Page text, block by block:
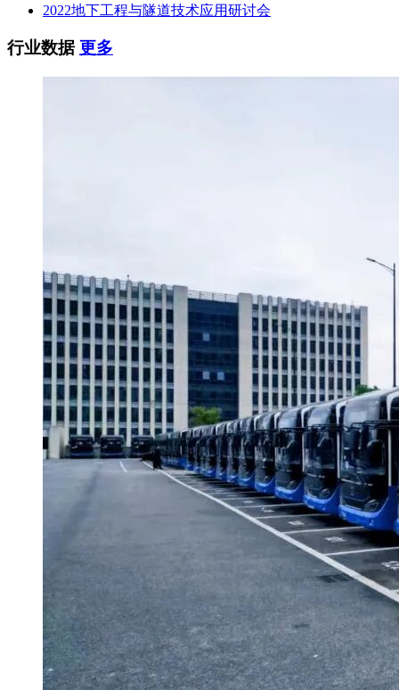
2022地下工程与隧道技术应用研讨会
行业数据更多